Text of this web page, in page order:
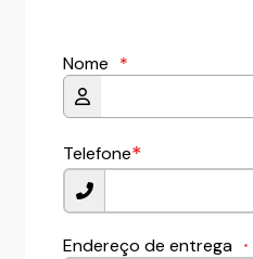
Nome *
Telefone*
Endereço de entrega *